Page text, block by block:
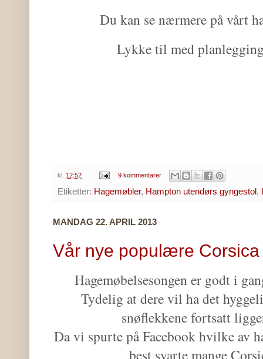
Du kan se nærmere på vårt
Lykke til med
kl. 12:52 9 kommentarer
Etiketter: Hagemøbler, Hampton utendørs gyngestol,
MANDAG 22. APRIL 2013
Vår nye populære
Hagemøbelsesongen er godt i
Tydelig at dere vil ha det
snøflekkene fortsatt
Da vi spurte på Facebook hvilke av
best svarte mange